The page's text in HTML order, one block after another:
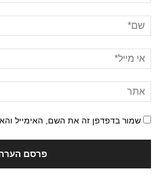
שמור בדפדפן זה את השם, האימייל